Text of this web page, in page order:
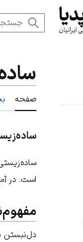
صفحه
است. در
دل‌نبستن